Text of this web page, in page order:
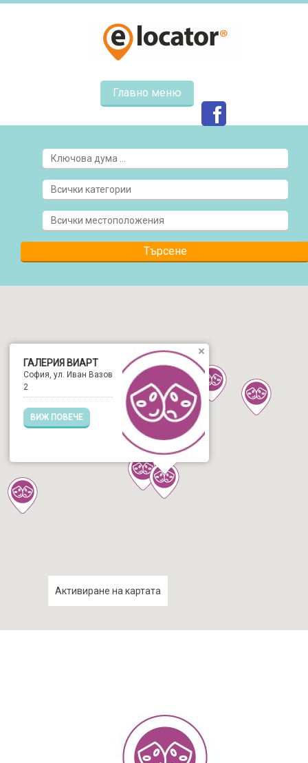
Главно меню
ГАЛЕРИЯ ВИАРТ
София, ул. Иван Вазов
2
ВИЖ ПОВЕЧЕ
Активиране на картата